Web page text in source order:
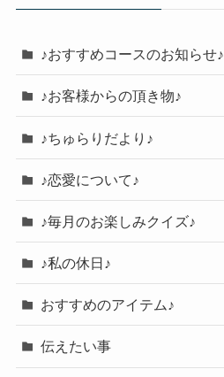
♪おすすめコースのお知らせ♪
♪お客様からの頂き物♪
♪ちゅらりだより♪
♪恋愛について♪
♪毎月のお楽しみクイズ♪
♪私の休日♪
おすすめのアイテム♪
伝えたい事